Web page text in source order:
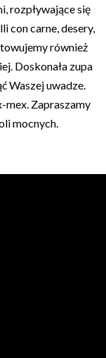
rozpływające się
con carne, desery,
również
Doskonała zupa
Waszej uwadze.
Zapraszamy
mocnych.